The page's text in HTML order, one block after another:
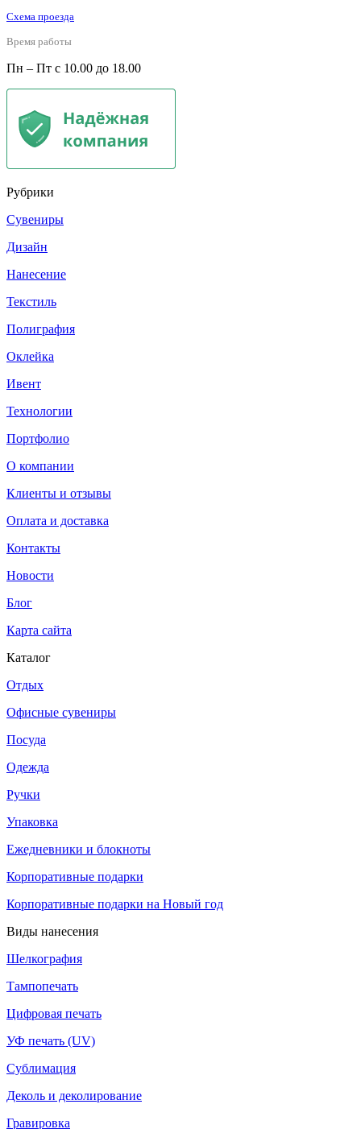
Схема проезда
Время работы
Пн – Пт с 10.00 до 18.00
Рубрики
Сувениры
Дизайн
Нанесение
Текстиль
Полиграфия
Оклейка
Ивент
Технологии
Портфолио
О компании
Клиенты и отзывы
Оплата и доставка
Контакты
Новости
Блог
Карта сайта
Каталог
Отдых
Офисные сувениры
Посуда
Одежда
Ручки
Упаковка
Ежедневники и блокноты
Корпоративные подарки
Корпоративные подарки на Новый год
Виды нанесения
Шелкография
Тампопечать
Цифровая печать
УФ печать (UV)
Сублимация
Деколь и деколирование
Гравировка